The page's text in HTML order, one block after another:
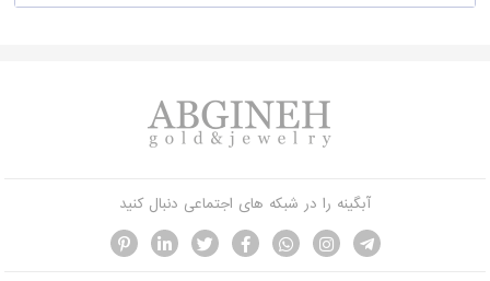
آبگینه را در شبکه های اجتماعی دنبال کنید